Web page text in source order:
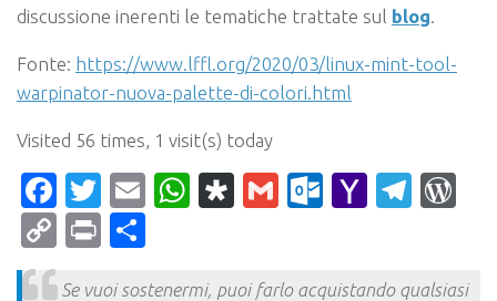
discussione inerenti le tematiche trattate sul blog.
Fonte: https://www.lffl.org/2020/03/linux-mint-tool-
warpinator-nuova-palette-di-colori.html
Visited 56 times, 1 visit(s) today
Facebook
Twitter
EmailWhatsApp
Diaspora
Gmail Yahoo
CopyPrint
Se vuoi sostenermi, puoi farlo acquistando qualsiasi